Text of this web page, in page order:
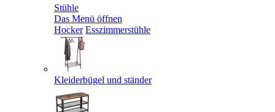
Stühle
Das Menü öffnen
Hocker Esszimmerstühle
Kleiderbügel und ständer